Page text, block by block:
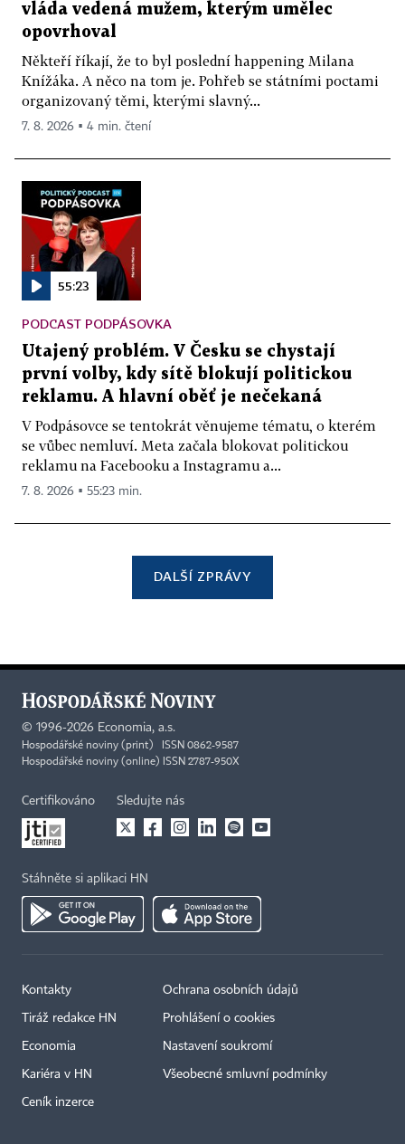
vláda vedená mužem, kterým umělec
opovrhoval
Někteří říkají, že to byl poslední happening Milana
Knížáka. A něco na tom je. Pohřeb se státními poctami
organizovaný těmi, kterými slavný...
7. 8. 2026 ▪ 4 min. čtení
55:23
PODCAST PODPÁSOVKA
Utajený problém. V Česku se chystají
první volby, kdy sítě blokují politickou
reklamu. A hlavní oběť je nečekaná
V Podpásovce se tentokrát věnujeme tématu, o kterém
se vůbec nemluví. Meta začala blokovat politickou
reklamu na Facebooku a Instagramu a...
7. 8. 2026 ▪ 55:23 min.
DALŠÍ ZPRÁVY
© 1996-2026 Economia, a.s.
Hospodářské noviny (print) ISSN 0862-9587
Hospodářské noviny (online) ISSN 2787-950X
Certifikováno Sledujte nás
Stáhněte si aplikaci HN
Kontakty
Tiráž redakce HN
Economia
Kariéra v HN
Ceník inzerce
Ochrana osobních údajů
Prohlášení o cookies
Nastavení soukromí
Všeobecné smluvní podmínky